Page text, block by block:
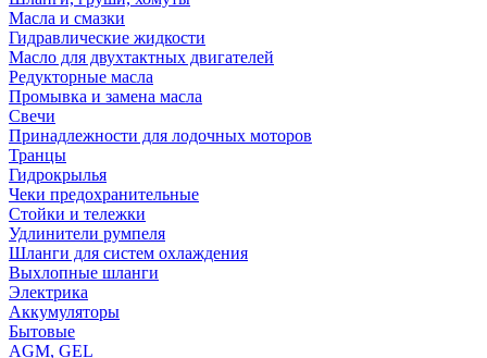
Масла и смазки
Гидравлические жидкости
Масло для двухтактных двигателей
Редукторные масла
Промывка и замена масла
Свечи
Принадлежности для лодочных моторов
Транцы
Гидрокрылья
Чеки предохранительные
Стойки и тележки
Удлинители румпеля
Шланги для систем охлаждения
Выхлопные шланги
Электрика
Аккумуляторы
Бытовые
AGM, GEL